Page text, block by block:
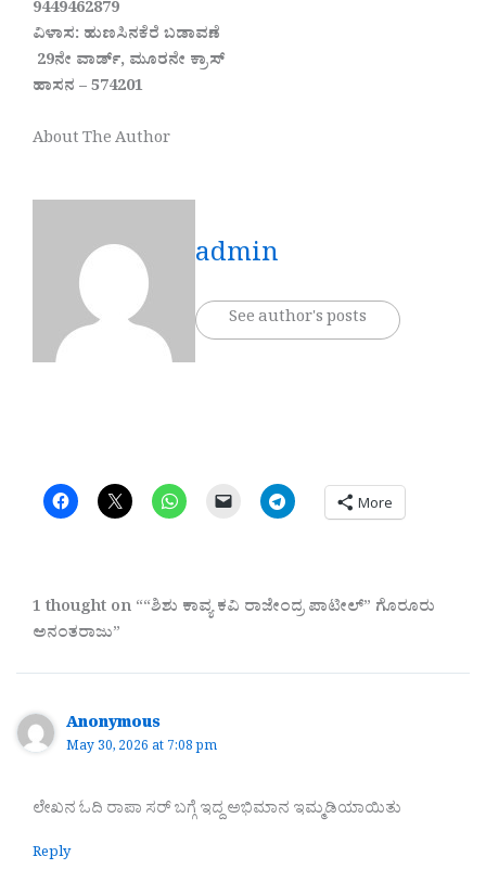
9449462879
ವಿಳಾಸ: ಹುಣಸಿನಕೆರೆ ಬಡಾವಣೆ
29ನೇ ವಾರ್ಡ್, ಮೂರನೇ ಕ್ರಾಸ್
ಹಾಸನ – 574201
About The Author
admin
See author's posts
More
1 thought on ““ಶಿಶು ಕಾವ್ಯ ಕವಿ ರಾಜೇಂದ್ರ ಪಾಟೀಲ್” ಗೊರೂರು
ಅನಂತರಾಜು”
Anonymous
May 30, 2026 at 7:08 pm
ಲೇಖನ ಓದಿ ರಾಪಾ ಸರ್ ಬಗ್ಗೆ ಇದ್ದ ಅಭಿಮಾನ ಇಮ್ಮಡಿಯಾಯಿತು
Reply